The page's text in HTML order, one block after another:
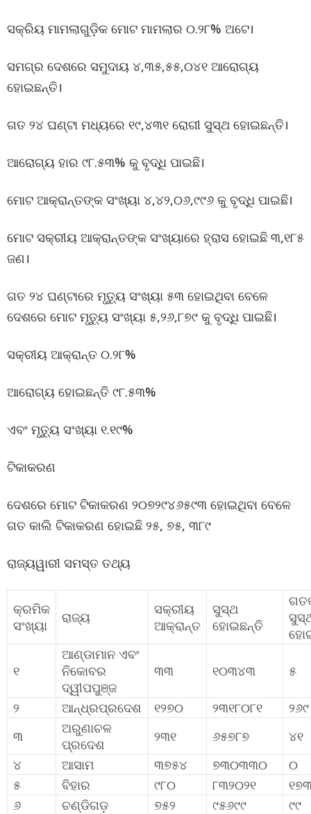
ସକ୍ରିୟ ମାମଲାଗୁଡ଼ିକ ମୋଟ ମାମଲାର ୦.୨୮% ଅଟେ।
ସମଗ୍ର ଦେଶରେ ସମୁଦାୟ ୪,୩୫,୫୫,୦୪୧ ଆରୋଗ୍ୟ
ହୋଇଛନ୍ତି।
ଗତ ୨୪ ଘଣ୍ଟା ମଧ୍ୟରେ ୧୯,୪୩୧ ରୋଗୀ ସୁସ୍ଥ ହୋଇଛନ୍ତି।
ଆରୋଗ୍ୟ ହାର ୯୮.୫୩% କୁ ବୃଦ୍ଧି ପାଇଛି।
ମୋଟ ଆକ୍ରାନ୍ତଙ୍କ ସଂଖ୍ୟା ୪,୪୨,୦୬,୯୯୬ କୁ ବୃଦ୍ଧି ପାଇଛି।
ମୋଟ ସକ୍ରୀୟ ଆକ୍ରାନ୍ତଙ୍କ ସଂଖ୍ୟାରେ ହ୍ରାସ ହୋଇଛି ୩,୧୮୫
ଜଣ।
ଗତ ୨୪ ଘଣ୍ଟାରେ ମୃତ୍ୟୁ ସଂଖ୍ୟା ୫୩ ହୋଇଥିବା ବେଳେ
ଦେଶରେ ମୋଟ ମୃତ୍ୟୁ ସଂଖ୍ୟା ୫,୨୬,୮୭୯ କୁ ବୃଦ୍ଧି ପାଇଛି।
ସକ୍ରୀୟ ଆକ୍ରାନ୍ତ ୦.୨୮%
ଆରୋଗ୍ୟ ହୋଇଛନ୍ତି ୯୮.୫୩%
ଏବଂ ମୃତ୍ୟୁ ସଂଖ୍ୟା ୧.୧୯%
ଟିକାକରଣ
ଦେଶରେ ମୋଟ ଟିକାକରଣ ୨୦୭୨୯୪୬୫୯୩ ହୋଇଥିବା ବେଳେ
ଗତ କାଲି ଟିକାକରଣ ହୋଇଛି ୨୫, ୭୫, ୩୮୯
ରାଜ୍ୟୱାରୀ ସମସ୍ତ ତଥ୍ୟ
କ୍ରମିକ
ସଂଖ୍ୟା
ରାଜ୍ୟ
ସକ୍ରୀୟ
ଆକ୍ରାନ୍ତ
ସୁସ୍ଥ
ହୋଇଛନ୍ତି
୧
ଆଣ୍ଡାମାନ ଏବଂ
ନିକୋବର
ଦ୍ୱୀପପୁଞ୍ଜ
୩୩ ୧୦୩୪୩ ୫
୨ ଆନ୍ଧ୍ରପ୍ରଦେଶ ୧୨୭୦ ୨୩୧୮୦୮୧
୨୬୯
୩
ଅରୁଣାଚଳ
ପ୍ରଦେଶ
୨୩୧ ୬୫୭୮୭
୪୧
୪
ଆସାମ ୩୭୫୪ ୭୩୦୩୩୦
୦
୫
ବିହାର ୯୮୦ ୮୩୨୦୨୧
୬
ଚଣ୍ଡିଗଡ଼ ୭୫୨ ୯୫୬୯୯
୯୯